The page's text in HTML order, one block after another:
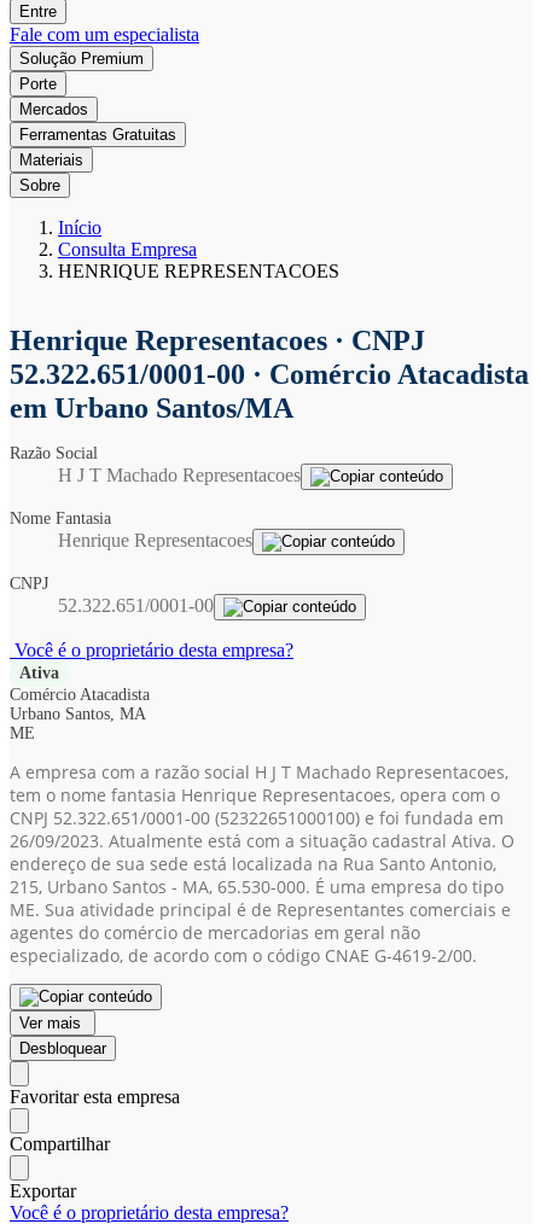
Entre
Fale com um especialista
Solução Premium
Porte
Mercados
Ferramentas Gratuitas
Materiais
Sobre
Início
Consulta Empresa
HENRIQUE REPRESENTACOES
Henrique Representacoes · CNPJ
52.322.651/0001-00 · Comércio Atacadista
em Urbano Santos/MA
Razão Social
H J T Machado Representacoes
Nome Fantasia
Henrique Representacoes
CNPJ
52.322.651/0001-00
Você é o proprietário desta empresa?
Ativa
Comércio Atacadista
Urbano Santos, MA
ME
A empresa com a razão social H J T Machado Representacoes,
tem o nome fantasia Henrique Representacoes, opera com o
CNPJ 52.322.651/0001-00 (52322651000100) e foi fundada em
26/09/2023. Atualmente está com a situação cadastral Ativa. O
endereço de sua sede está localizada na Rua Santo Antonio,
215, Urbano Santos - MA, 65.530-000. É uma empresa do tipo
ME. Sua atividade principal é de Representantes comerciais e
agentes do comércio de mercadorias em geral não
especializado, de acordo com o código CNAE G-4619-2/00.
Ver mais
Desbloquear
Favoritar esta empresa
Compartilhar
Exportar
Você é o proprietário desta empresa?